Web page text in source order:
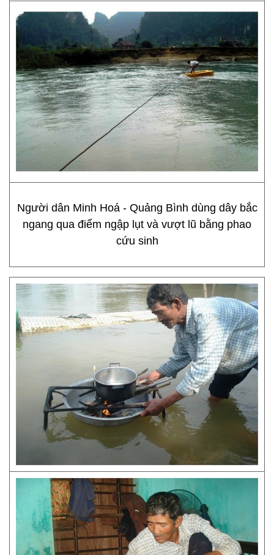
Người dân Minh Hoá - Quảng Bình dùng dây bắc
ngang qua điểm ngập lụt và vượt lũ bằng phao
cứu sinh